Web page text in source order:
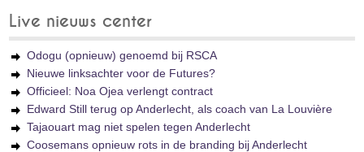
Live nieuws center
Odogu (opnieuw) genoemd bij RSCA
Nieuwe linksachter voor de Futures?
Officieel: Noa Ojea verlengt contract
Edward Still terug op Anderlecht, als coach van La Louvière
Tajaouart mag niet spelen tegen Anderlecht
Coosemans opnieuw rots in de branding bij Anderlecht